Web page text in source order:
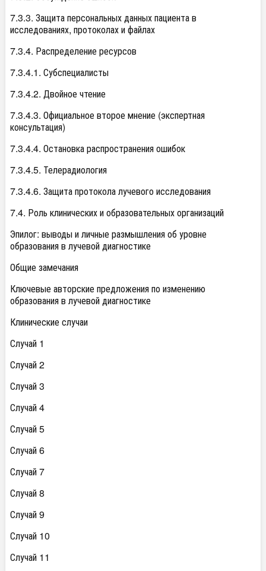
7.3.3. Защита персональных данных пациента в
исследованиях, протоколах и файлах
7.3.4. Распределение ресурсов
7.3.4.1. Субспециалисты
7.3.4.2. Двойное чтение
7.3.4.3. Официальное второе мнение (экспертная
консультация)
7.3.4.4. Остановка распространения ошибок
7.3.4.5. Телерадиология
7.3.4.6. Защита протокола лучевого исследования
7.4. Роль клинических и образовательных организаций
Эпилог: выводы и личные размышления об уровне
образования в лучевой диагностике
Общие замечания
Ключевые авторские предложения по изменению
образования в лучевой диагностике
Клинические случаи
Случай 1
Случай 2
Случай 3
Случай 4
Случай 5
Случай 6
Случай 7
Случай 8
Случай 9
Случай 10
Случай 11